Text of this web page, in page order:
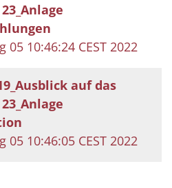
05 10:46:24 CEST 2022
auf das
05 10:46:05 CEST 2022